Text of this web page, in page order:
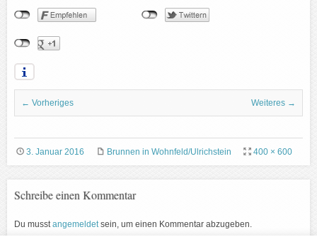
← Vorheriges Weiteres →
3. Januar 2016 Brunnen in Wohnfeld/Ulrichstein 400 × 600
Schreibe einen Kommentar
Du musstangemeldetsein, um einen Kommentar abzugeben.